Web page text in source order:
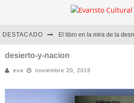
DESTACADO
Marcelo Rubio | El llovedor
Diego Meret | Hotel Acapulco
Alejandra Correa | La nieve
desierto-y-nacion
eva noviembre 20, 2019